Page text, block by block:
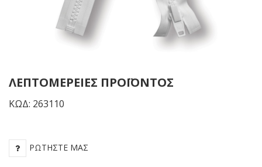
ΛΕΠΤΟΜΈΡΕΙΕΣ ΠΡΟΪΌΝΤΟΣ
ΚΩΔ: 263110
ΡΩΤΉΣΤΕ ΜΑΣ